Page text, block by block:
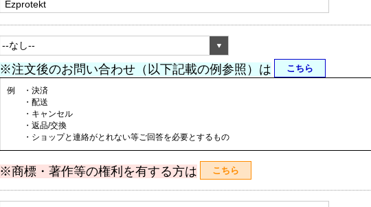
※注文後のお問い合わせ（以下記載の例参照）は こちら
例 ・決済
・配送
・キャンセル
・返品/交換
・ショップと連絡がとれない等ご回答を必要とするもの
※商標・著作等の権利を有する方は こちら